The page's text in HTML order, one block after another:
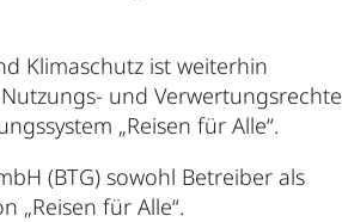
Klimaschutz ist weiterhin
und Verwertungsrechte
„Reisen für Alle“.
(BTG) sowohl Betreiber als
„Reisen für Alle“.